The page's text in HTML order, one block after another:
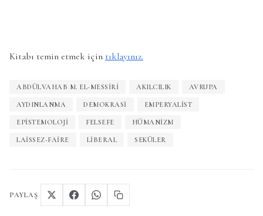
Kitabı temin etmek için tıklayınız.
ABDÜLVAHAB M. EL-MESSIRI AKILCILIK AVRUPA
AYDINLANMA DEMOKRASI EMPERYALIST
EPISTEMOLOJI FELSEFE HÜMANIZM
LAISSEZ-FAIRE LIBERAL SEKÜLER
PAYLAŞ